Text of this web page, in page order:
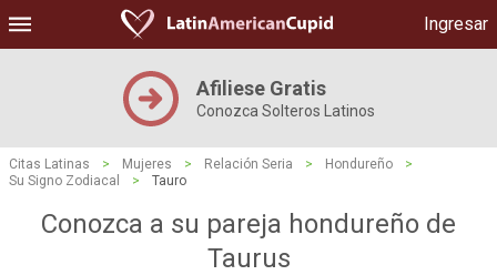
Ingresar
Afiliese Gratis
Conozca Solteros Latinos
Citas Latinas > Mujeres > Relación Seria > Hondureño
>
Su Signo Zodiacal
> Tauro
Conozca a su pareja hondureño de
Taurus